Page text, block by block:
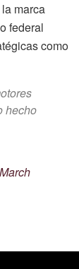
marca
federal
como
hecho
March